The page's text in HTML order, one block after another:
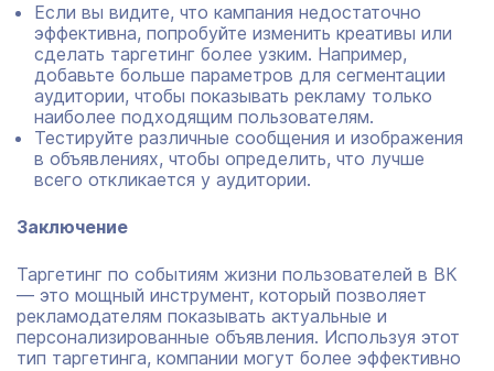
Если вы видите, что кампания недостаточно
эффективна, попробуйте изменить креативы или
сделать таргетинг более узким. Например,
добавьте больше параметров для сегментации
аудитории, чтобы показывать рекламу только
наиболее подходящим пользователям.
Тестируйте различные сообщения и изображения
в объявлениях, чтобы определить, что лучше
всего откликается у аудитории.
Заключение
Таргетинг по событиям жизни пользователей в ВК
— это мощный инструмент, который позволяет
рекламодателям показывать актуальные и
персонализированные объявления. Используя этот
тип таргетинга, компании могут более эффективно